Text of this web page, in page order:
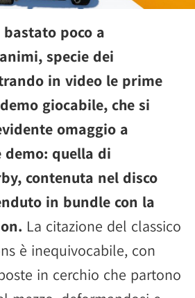
poco a
specie dei
in video le prime
giocabile, che si
omaggio a
quella di
contenuta nel disco
in bundle con la
La citazione del classico
è inequivocabile, con
in cerchio che partono